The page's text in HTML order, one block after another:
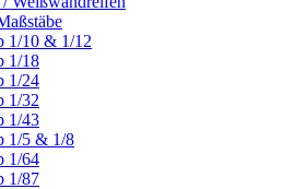
1/10 & 1/12
1/18
1/24
1/32
1/43
1/5 & 1/8
1/64
1/87